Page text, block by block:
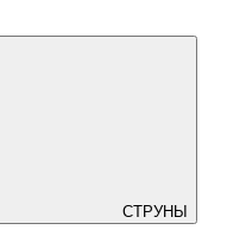
СТРУНЫ